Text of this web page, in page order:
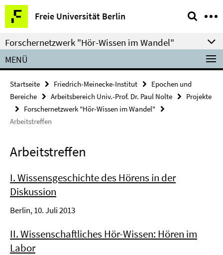
Springe
direkt
zu
Inhalt
Freie Universität Berlin
Service-
Navigation
Forschernetzwerk "Hör-Wissen im Wandel"
MENÜ
Startseite Friedrich-Meinecke-Institut
Epochen und
Bereiche
Arbeitsbereich Univ.-Prof. Dr. Paul Nolte
Projekte
Forschernetzwerk "Hör-Wissen im Wandel"
Arbeitstreffen
Arbeitstreffen
I. Wissensgeschichte des Hörens in der
Diskussion
Berlin, 10. Juli 2013
II. Wissenschaftliches Hör-Wissen: Hören im
Labor